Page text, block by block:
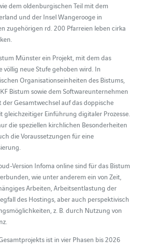
dem oldenburgischen Teil mit dem
und der Insel Wangerooge in
zugehörigen rd. 200 Pfarreien leben cirka
Münster ein Projekt, mit dem das
völlig neue Stufe gehoben wird. In
Organisationseinheiten des Bistums,
Bistum sowie dem Softwareunternehmen
der Gesamtwechsel auf das doppische
gleichzeitiger Einführung digitaler Prozesse.
die speziellen kirchlichen Besonderheiten
die Voraussetzungen für eine
Version Infoma online sind für das Bistum
wie unter anderem ein von Zeit,
Arbeiten, Arbeitsentlastung der
des Hostings, aber auch perspektivisch
z. B. durch Nutzung von
ist in vier Phasen bis 2026